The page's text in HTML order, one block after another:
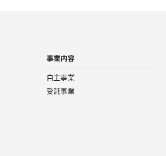
事業内容
自主事業
受託事業